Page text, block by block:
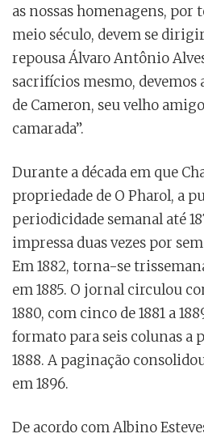
as nossas homenagens, por
meio século, devem se
repousa Álvaro Antônio
sacrifícios mesmo,
de Cameron, seu velho
camarada”.
Durante a década em que
propriedade de O Pharol, a
periodicidade semanal até
impressa duas vezes por
Em 1882, torna-se
em 1885. O jornal circulou
1880, com cinco de 1881 a
formato para seis colunas a
1888. A paginação
em 1896.
De acordo com Albino